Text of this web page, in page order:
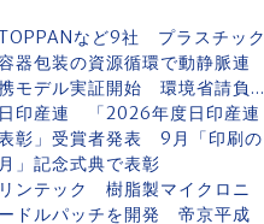
など9社 プラスチック
器包装の資源循環で動静脈連
モデル実証開始 環境省請負...
日印産連 「2026年度日印産連
彰」受賞者発表 9月「印刷の
月」記念式典で表彰
リンテック 樹脂製マイクロニ
ードルパッチを開発 帝京平成